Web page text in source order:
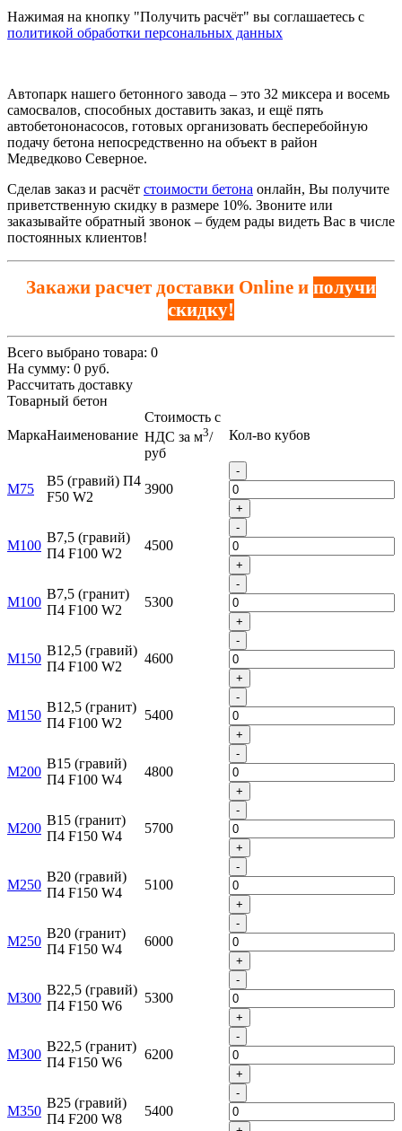
Нажимая на кнопку "Получить расчёт" вы соглашаетесь с
политикой обработки персональных данных
Автопарк нашего бетонного завода – это 32 миксера и восемь
самосвалов, способных доставить заказ, и ещё пять
автобетононасосов, готовых организовать бесперебойную
подачу бетона непосредственно на объект в район
Медведково Северное.
Сделав заказ и расчёт стоимости бетона онлайн, Вы получите
приветственную скидку в размере 10%. Звоните или
заказывайте обратный звонок – будем рады видеть Вас в числе
постоянных клиентов!
Закажи расчет доставки Online и получи
скидку!
Всего выбрано товара: 0
На сумму: 0 руб.
Рассчитать доставку
Товарный бетон
МаркаНаименование
Стоимость с
НДС за м3/
руб
Кол-во кубов
М75
B5 (гравий) П4
F50 W2
3900
-
+
М100
B7,5 (гравий)
П4 F100 W2
4500
-
+
М100
B7,5 (гранит)
П4 F100 W2
5300
-
+
М150
B12,5 (гравий)
П4 F100 W2
4600
-
+
М150
B12,5 (гранит)
П4 F100 W2
5400
-
+
М200
B15 (гравий)
П4 F100 W4
4800
-
+
М200
B15 (гранит)
П4 F150 W4
5700
-
+
М250
B20 (гравий)
П4 F150 W4
5100
-
+
М250
B20 (гранит)
П4 F150 W4
6000
-
+
М300
B22,5 (гравий)
П4 F150 W6
5300
-
+
М300
B22,5 (гранит)
П4 F150 W6
6200
-
+
М350
B25 (гравий)
П4 F200 W8
5400
-